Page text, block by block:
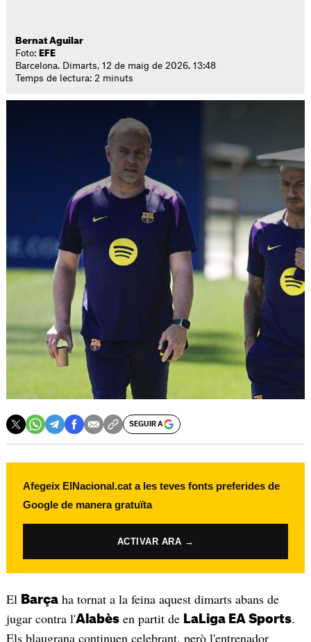
Bernat Aguilar
Foto: EFE
Barcelona. Dimarts, 12 de maig de 2026. 13:48
Temps de lectura: 2 minuts
SEGUIR A
Afegeix ElNacional.cat a les teves fonts preferides de
Google de manera gratuïta
ACTIVAR ARA →
El Barçaha tornat a la feina aquest dimarts abans de
jugar contra l'Alabèsen partit de LaLiga EA Sports.
Els blaugrana continuen celebrant, però l'entrenador